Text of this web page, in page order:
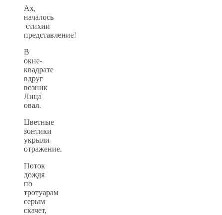
Ах,
началось
стихии
представление!
В
окне-
квадрате
вдруг
возник
Лица
овал.
Цветные
зонтики
укрыли
отражение.
Поток
дождя
по
тротуарам
серым
скачет,